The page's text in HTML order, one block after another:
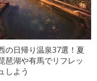
の日帰り温泉37選！夏
琶湖や有馬でリフレッ
しよう